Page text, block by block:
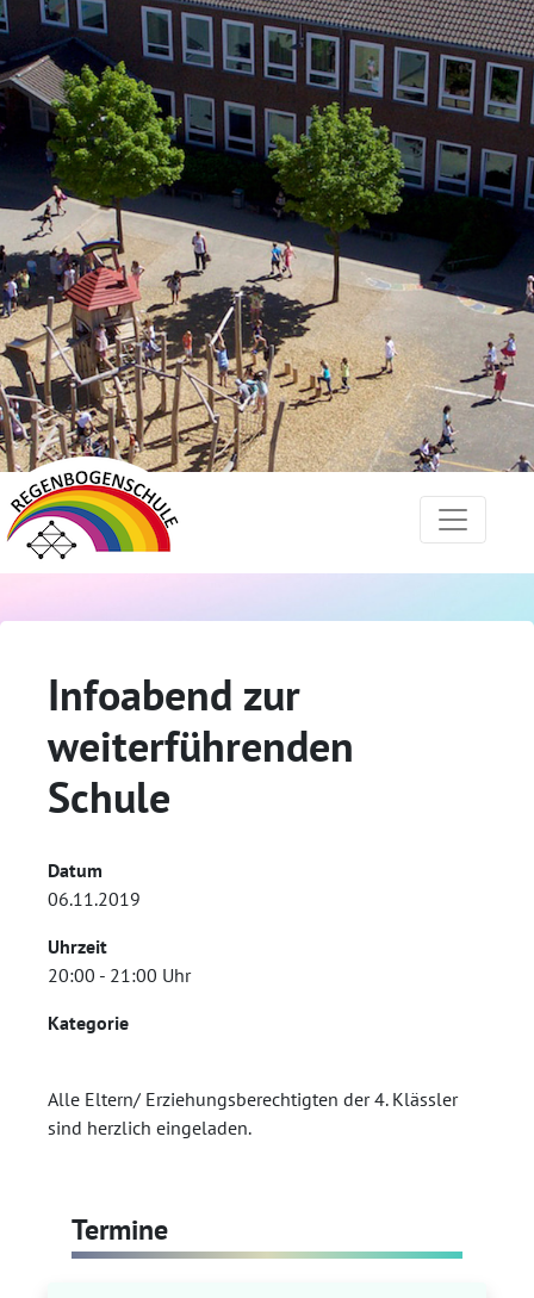
Infoabend zur
weiterführenden
Schule
Datum
06.11.2019
Uhrzeit
20:00 - 21:00 Uhr
Kategorie
Alle Eltern/ Erziehungsberechtigten der 4. Klässler
sind herzlich eingeladen.
Termine